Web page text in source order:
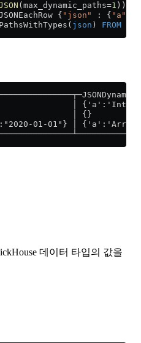
(max_dynamic_paths=1 ))
{ "json" : { "a"
json ) FROM
│
│ {}
01-01"} │
데이터 타입의 값을